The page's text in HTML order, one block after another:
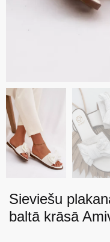
Sieviešu
baltā krāsā